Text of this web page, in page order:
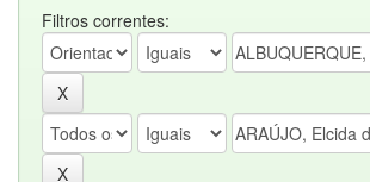
Filtros correntes: